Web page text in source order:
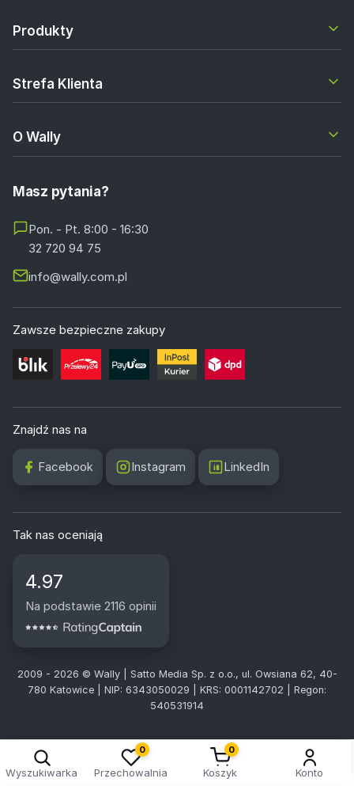
Produkty
Strefa Klienta
O Wally
Masz pytania?
Pon. - Pt. 8:00 - 16:30
32 720 94 75
info@wally.com.pl
Zawsze bezpieczne zakupy
Znajdź nas na
Facebook Instagram LinkedIn
Tak nas oceniają
4.97
Na podstawie 2116 opinii
2009 - 2026 © Wally | Satto Media Sp. z o.o., ul. Owsiana 62, 40-
780 Katowice | NIP: 6343050029 | KRS: 0001142702 | Regon:
540531914
Wyszukiwarka
0
Przechowalnia
0
Koszyk Konto